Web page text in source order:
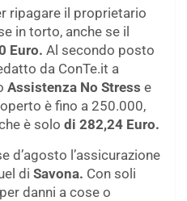
ripagare il proprietario
in torto, anche se il
Euro. Al secondo posto
da ConTe.it a
Assistenza No Stress e
è fino a 250.000,
è solo di 282,24 Euro.
d’agosto l’assicurazione
di Savona. Con soli
danni a cose o